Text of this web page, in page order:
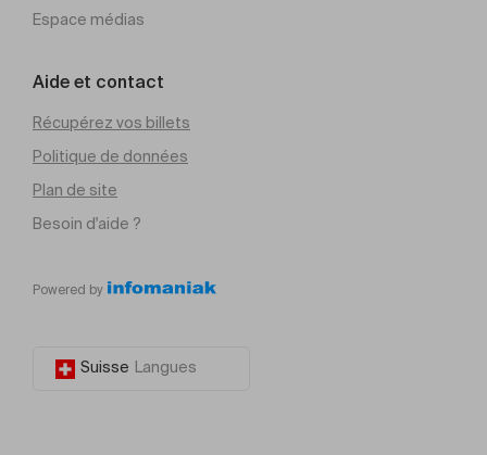
Espace médias
Aide et contact
Récupérez vos billets
Politique de données
Plan de site
Besoin d'aide ?
Powered by
Suisse Langues